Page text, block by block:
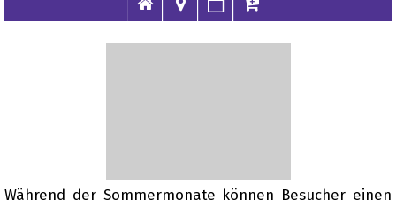
Während der Sommermonate können Besucher einen